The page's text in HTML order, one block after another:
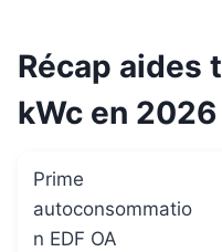
Récap aides
kWc en 2026
Prime
autoconsommatio
n EDF OA